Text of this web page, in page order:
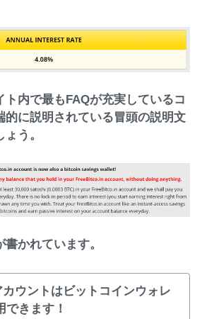
ト内で最もFAQが充実しているコ
的に説明されている冒頭の説明文
う。
かれています。
ウントはビットコインウォレ
できます！